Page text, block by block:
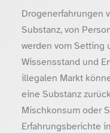
Drogenerfahrungen
Substanz, von
werden vom Setting
Wissensstand und
illegalen Markt
eine Substanz
Mischkonsum oder
Erfahrungsberichte